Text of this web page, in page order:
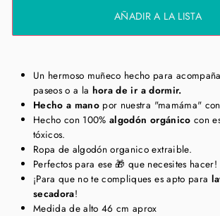
AÑADIR A LA LISTA
Un hermoso muñeco hecho para
paseos o a la hora de ir a dormir.
Hecho a mano por nuestra "mamáma"
Hecho con 100% algodón orgánico con
tóxicos.
Ropa de algodón organico extraible.
Perfectos para ese 🎁 que necesites hacer!
¡Para que no te compliques es apto para
secadora!
Medida de alto 46 cm aprox